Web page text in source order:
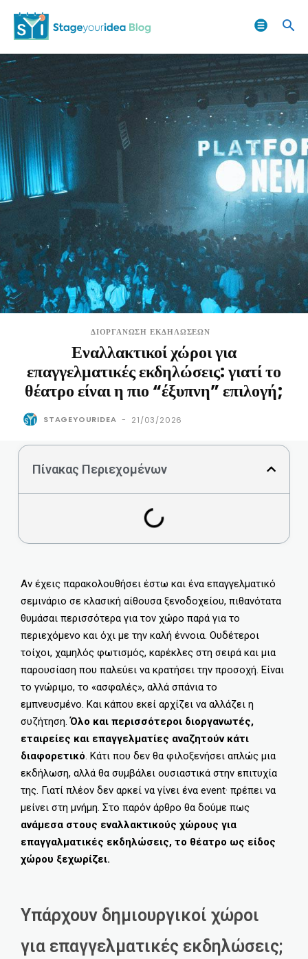
ΔΙΟΡΓΆΝΩΣΗ ΕΚΔΗΛΏΣΕΩΝ
Εναλλακτικοί χώροι για
επαγγελματικές εκδηλώσεις: γιατί το
θέατρο είναι η πιο “έξυπνη” επιλογή;
STAGEYOURIDEA - 21/03/2026
Πίνακας Περιεχομένων
Αν έχεις παρακολουθήσει έστω και ένα επαγγελματικό
σεμινάριο σε κλασική αίθουσα ξενοδοχείου, πιθανότατα
θυμάσαι περισσότερα για τον χώρο παρά για το
περιεχόμενο και όχι με την καλή έννοια. Ουδέτεροι
τοίχοι, χαμηλός φωτισμός, καρέκλες στη σειρά και μια
παρουσίαση που παλεύει να κρατήσει την προσοχή. Είναι
το γνώριμο, το «ασφαλές», αλλά σπάνια το
εμπνευσμένο. Και κάπου εκεί αρχίζει να αλλάζει η
συζήτηση.Όλο και περισσότεροι διοργανωτές,
εταιρείες και επαγγελματίες αναζητούν κάτι
διαφορετικό . Κάτι που δεν θα φιλοξενήσει απλώς μια
εκδήλωση, αλλά θα συμβάλει ουσιαστικά στην επιτυχία
της. Γιατί πλέον δεν αρκεί να γίνει ένα event· πρέπει να
μείνει στη μνήμη. Στο παρόν άρθρο θα δούμε πως
ανάμεσα στους εναλλακτικούς χώρους για
επαγγαλματικές εκδηλώσεις, το θέατρο ως είδος
χώρου ξεχωρίζει.
Υπάρχουν δημιουργικοί χώροι
για επαγγελματικές εκδηλώσεις;